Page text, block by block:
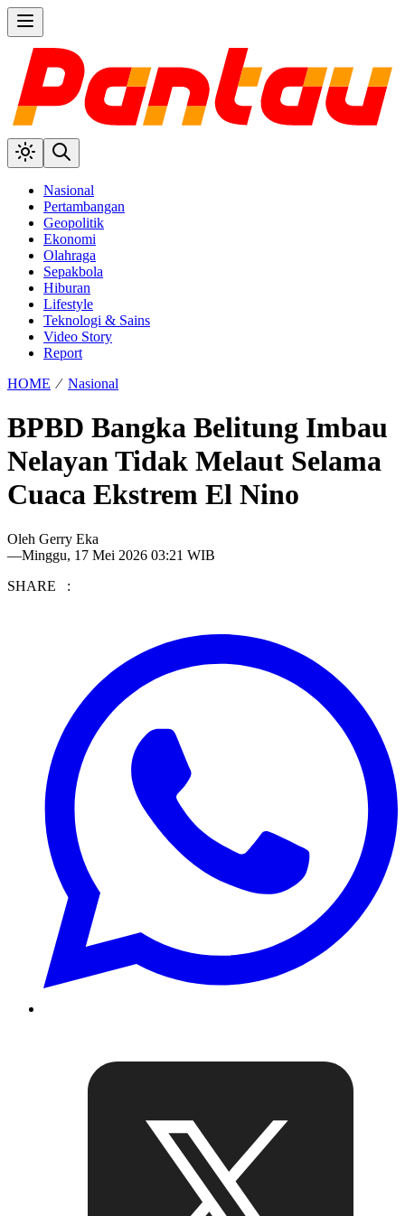
Nasional
Pertambangan
Geopolitik
Ekonomi
Olahraga
Sepakbola
Hiburan
Lifestyle
Teknologi & Sains
Video Story
Report
HOME ⁄ Nasional
BPBD Bangka Belitung Imbau
Nelayan Tidak Melaut Selama
Cuaca Ekstrem El Nino
Oleh Gerry Eka
—Minggu, 17 Mei 2026 03:21 WIB
SHARE :